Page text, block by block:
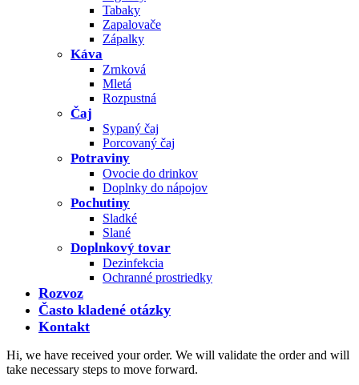
Tabaky
Zapalovače
Zápalky
Káva
Zrnková
Mletá
Rozpustná
Čaj
Sypaný čaj
Porcovaný čaj
Potraviny
Ovocie do drinkov
Doplnky do nápojov
Pochutiny
Sladké
Slané
Doplnkový tovar
Dezinfekcia
Ochranné prostriedky
Rozvoz
Často kladené otázky
Kontakt
Hi, we have received your order. We will validate the order and will
take necessary steps to move forward.